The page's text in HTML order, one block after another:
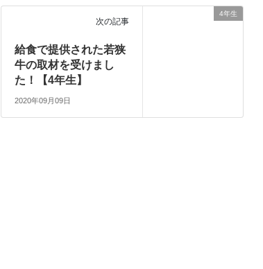
4年生
次の記事
給食で提供された若狭
牛の取材を受けまし
た！【4年生】
2020年09月09日